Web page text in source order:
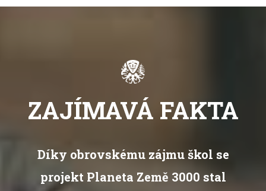
ZAJÍMAVÁ FAKTA
Díky obrovskému zájmu škol se
projekt Planeta Země 3000 stal